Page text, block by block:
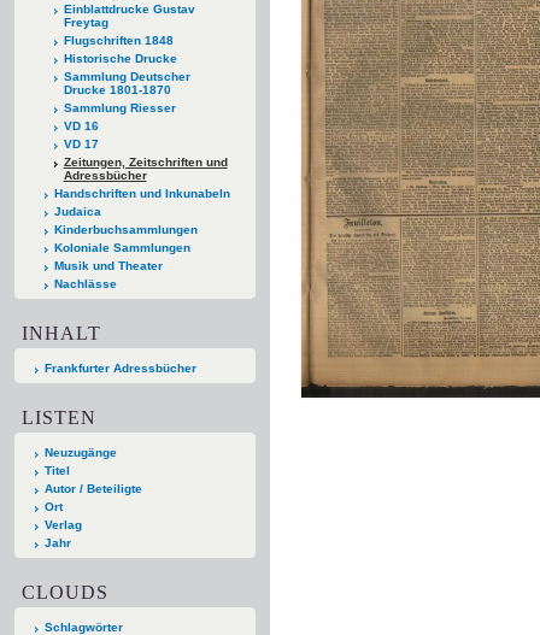
Einblattdrucke Gustav
Freytag
Flugschriften 1848
Historische Drucke
Sammlung Deutscher
Drucke 1801-1870
Sammlung Riesser
VD 16
VD 17
Zeitungen, Zeitschriften und
Adressbücher
Handschriften und Inkunabeln
Judaica
Kinderbuchsammlungen
Koloniale Sammlungen
Musik und Theater
Nachlässe
INHALT
Frankfurter Adressbücher
LISTEN
Neuzugänge
Titel
Autor / Beteiligte
Ort
Verlag
Jahr
CLOUDS
Schlagwörter